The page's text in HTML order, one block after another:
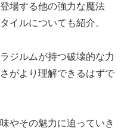
場する他の強力な魔法
イルについても紹介。
ジルムが持つ破壊的な力
がより理解できるはずで
やその魅力に迫っていき